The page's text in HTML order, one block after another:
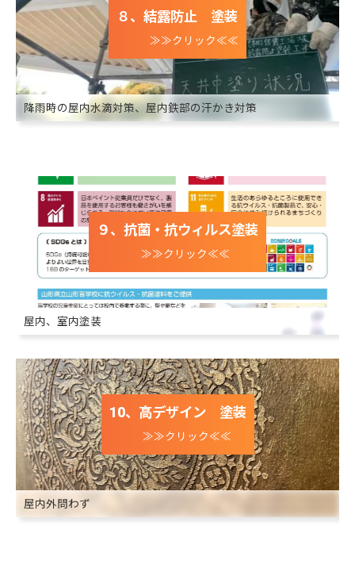
８、結露防止 塗装
≫≫クリック≪≪
降雨時の屋内水滴対策、屋内鉄部の汗かき対策
９、抗菌・抗ウィルス塗装
≫≫クリック≪≪
屋内、室内塗装
10、高デザイン 塗装
≫≫クリック≪≪
屋内外問わず